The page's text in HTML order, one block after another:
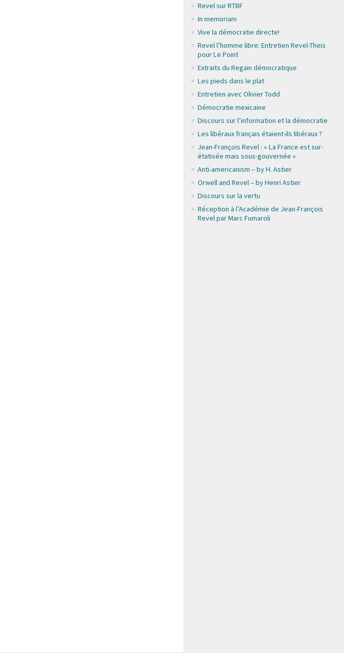
Revel sur RTBF
In memoriam
Vive la démocratie directe!
Revel l’homme libre: Entretien Revel-Theis
pour Le Point
Extraits du Regain démocratique
Les pieds dans le plat
Entretien avec Olivier Todd
Démocratie mexicaine
Discours sur l’information et la démocratie
Les libéraux français étaient-ils libéraux ?
Jean-François Revel : « La France est sur-
étatisée mais sous-gouvernée »
Anti-americanism – by H. Astier
Orwell and Revel – by Henri Astier
Discours sur la vertu
Réception à l’Académie de Jean-François
Revel par Marc Fumaroli